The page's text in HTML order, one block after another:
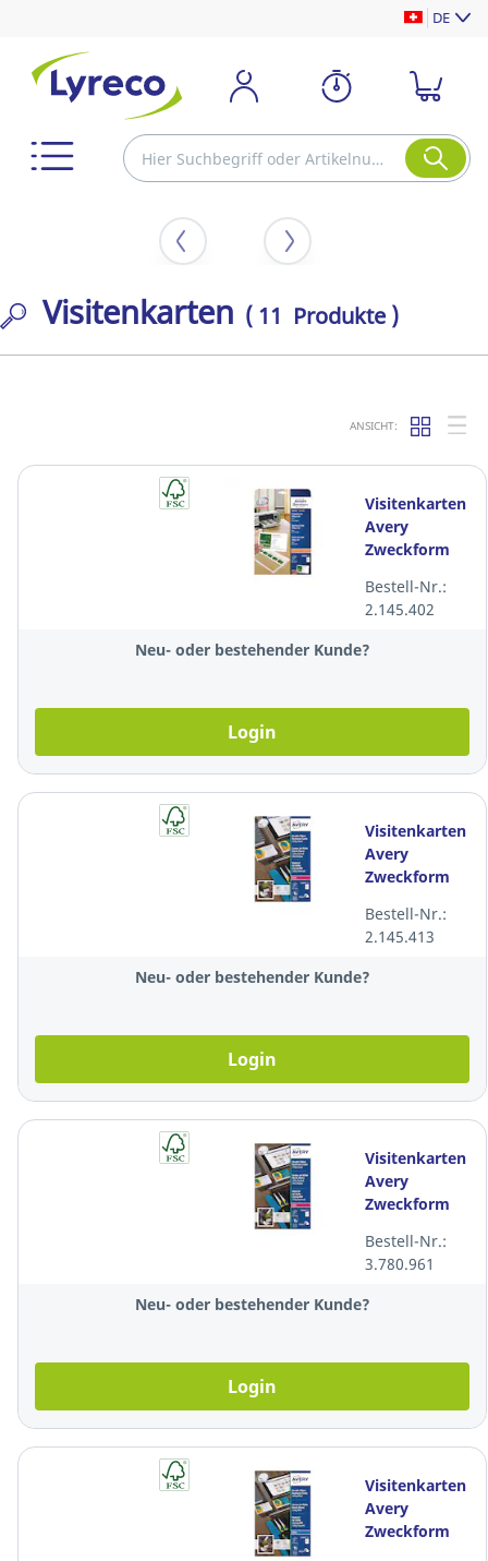
DE
Visitenkarten ( 11 Produkte )
ANSICHT:
Visitenkarten
Avery
Zweckform
85x54 mm,
weiss, Pk. à
250 Stk.
Bestell-Nr.:
2.145.402
Neu- oder bestehender Kunde?
Login
Visitenkarten
Avery
Zweckform
85x54 mm,
Laser, weiss,
Pk. à 250 Stk.
Bestell-Nr.:
2.145.413
Neu- oder bestehender Kunde?
Login
Visitenkarten
Avery
Zweckform
85x54 mm,
Laser, weiss,
Pk. à 250 Stk.
Bestell-Nr.:
3.780.961
Neu- oder bestehender Kunde?
Login
Visitenkarten
Avery
Zweckform